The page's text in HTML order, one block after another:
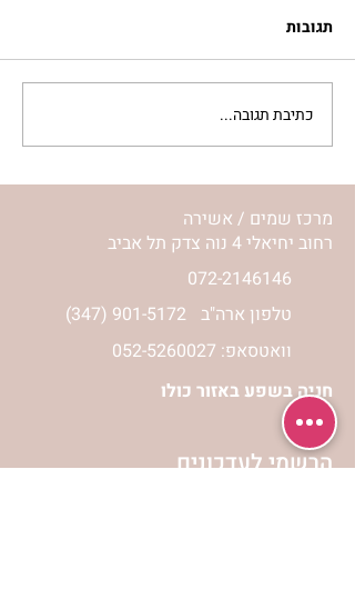
מתגעגעות לבית המפגש,
השיעור לתשעה באב | הר'
ימימה מזרחי
תגובות
כתיבת תגובה...
מרכז שמים / אשירה
רחוב יחיאלי 4 נוה צדק תל אביב
072-2146146
(347) 901-5172 טלפון ארה"ב
וואטסאפ: 052-5260027
חניה בשפע באזור כולו
הרשמי לעדכונים